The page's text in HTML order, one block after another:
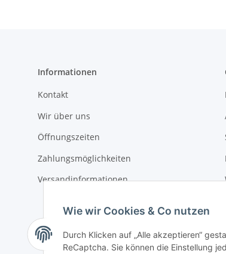
Informationen
Kontakt
Wir über uns
Öffnungszeiten
Zahlungsmöglichkeiten
Versandinformationen
Wie wir Cookies & Co nutzen
Durch Klicken auf „Alle akzeptieren“
ReCaptcha. Sie können die Einstellung